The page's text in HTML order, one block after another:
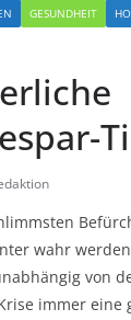
GESUNDHEIT
wahr
von
immer eine